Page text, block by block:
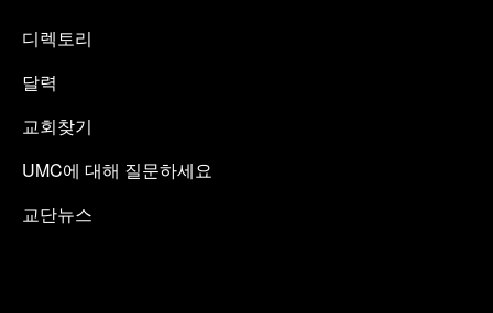
디렉토리
달력
교회찾기
UMC에 대해 질문하세요
교단뉴스